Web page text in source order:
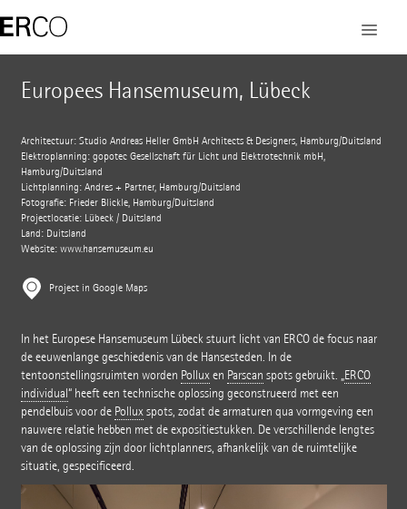
Europees Hansemuseum, Lübeck
Architectuur: Studio Andreas Heller GmbH Architects & Designers, Hamburg/Duitsland
Elektroplanning: göpotec Gesellschaft für Licht und Elektrotechnik mbH,
Hamburg/Duitsland
Lichtplanning: Andres + Partner, Hamburg/Duitsland
Fotografie: Frieder Blickle, Hamburg/Duitsland
Projectlocatie: Lübeck / Duitsland
Land: Duitsland
Website: www.hansemuseum.eu
Project in Google Maps
In het Europese Hansemuseum Lübeck stuurt licht van ERCO de focus naar
de eeuwenlange geschiedenis van de Hansesteden. In de
tentoonstellingsruimten worden Polluxen Parscan spots gebruikt. „ERCO
individual“ heeft een technische oplossing geconstrueerd met een
pendelbuis voor de Polluxspots, zodat de armaturen qua vormgeving een
nauwere relatie hebben met de expositiestukken. De verschillende lengtes
van de oplossing zijn door lichtplanners, afhankelijk van de ruimtelijke
situatie, gespecificeerd.